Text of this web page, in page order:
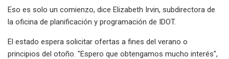
Eso es solo un comienzo, dice Elizabeth Irvin, subdirectora de
la oficina de planificación y programación de IDOT.
El estado espera solicitar ofertas a fines del verano o
principios del otoño. "Espero que obtengamos mucho interés",